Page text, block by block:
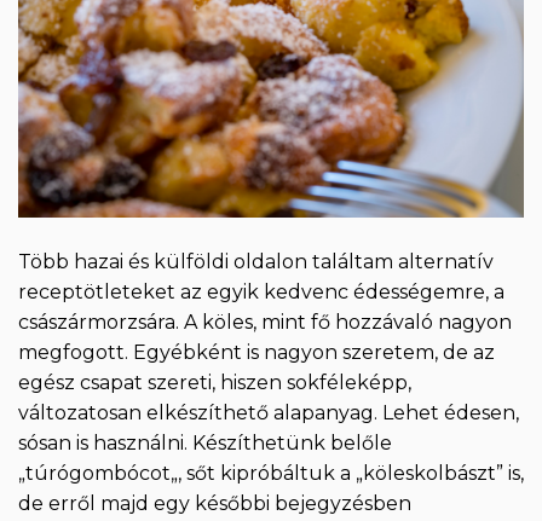
Több hazai és külföldi oldalon találtam alternatív
receptötleteket az egyik kedvenc édességemre, a
császármorzsára. A köles, mint fő hozzávaló nagyon
megfogott. Egyébként is nagyon szeretem, de az
egész csapat szereti, hiszen sokféleképp,
változatosan elkészíthető alapanyag. Lehet édesen,
sósan is használni. Készíthetünk belőle
„túrógombócot„, sőt kipróbáltuk a „köleskolbászt” is,
de erről majd egy későbbi bejegyzésben